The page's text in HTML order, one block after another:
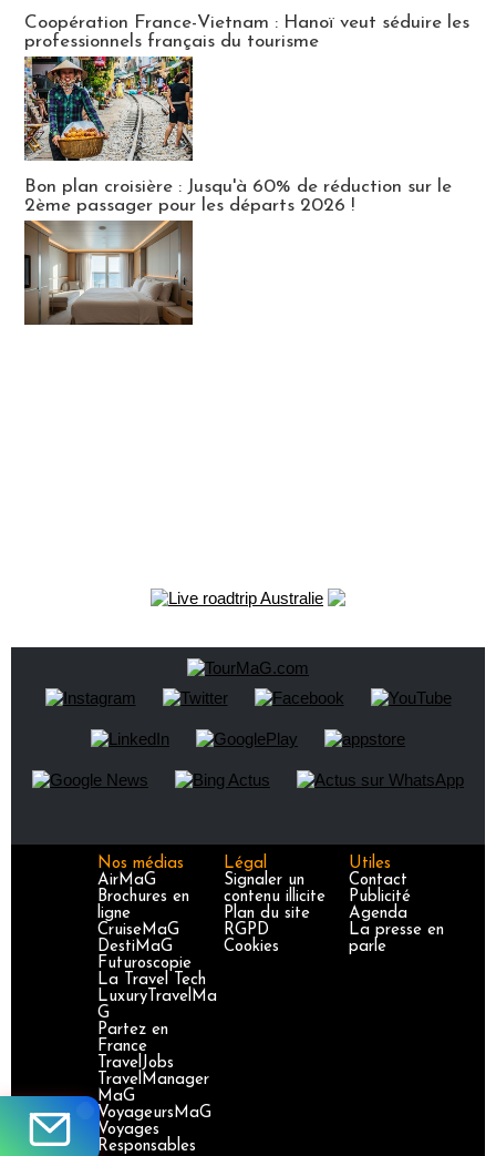
Coopération France-Vietnam : Hanoï veut séduire les
professionnels français du tourisme
Bon plan croisière : Jusqu'à 60% de réduction sur le
2ème passager pour les départs 2026 !
Nos médias
AirMaG
Brochures en
ligne
CruiseMaG
DestiMaG
Futuroscopie
La Travel Tech
LuxuryTravelMa
G
Partez en
France
TravelJobs
TravelManager
MaG
VoyageursMaG
Voyages
Responsables
Légal
Signaler un
contenu illicite
Plan du site
RGPD
Cookies
Utiles
Contact
Publicité
Agenda
La presse en
parle